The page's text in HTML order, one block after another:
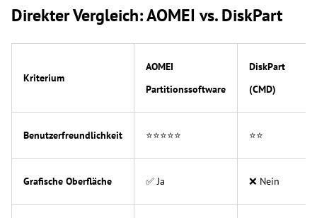
Direkter Vergleich: AOMEI vs. DiskPart
Kriterium
AOMEI
Partitionssoftware
DiskPart
(CMD)
Benutzerfreundlichkeit ⭐⭐⭐⭐⭐ ⭐⭐
Grafische Oberfläche ✅ Ja ❌ Nein